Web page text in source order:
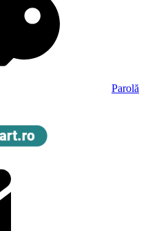
Parolă